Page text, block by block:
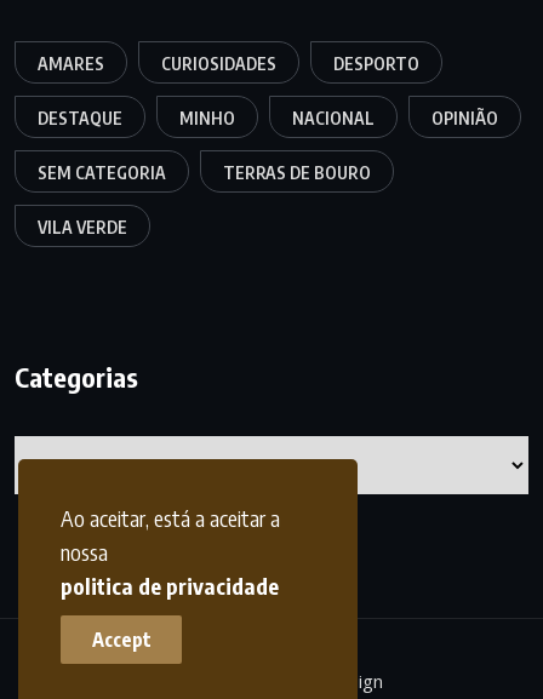
Ao aceitar, está a aceitar a
nossa
politica de privacidade
Accept
AMARES CURIOSIDADES DESPORTO
DESTAQUE MINHO NACIONAL OPINIÃO
SEM CATEGORIA TERRAS DE BOURO
VILA VERDE
Categorias
frdesign